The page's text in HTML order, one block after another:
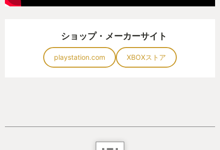
ショップ・メーカーサイト
playstation.com XBOXストア